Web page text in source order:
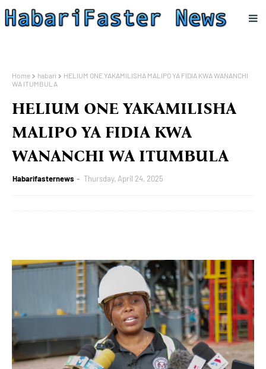
Home habari
HELIUM ONE YAKAMILISHA MALIPO YA FIDIA KWA WANANCHI
WA ITUMBULA
HELIUM ONE YAKAMILISHA
MALIPO YA FIDIA KWA
WANANCHI WA ITUMBULA
Habarifasternews Thursday, April 24, 2025